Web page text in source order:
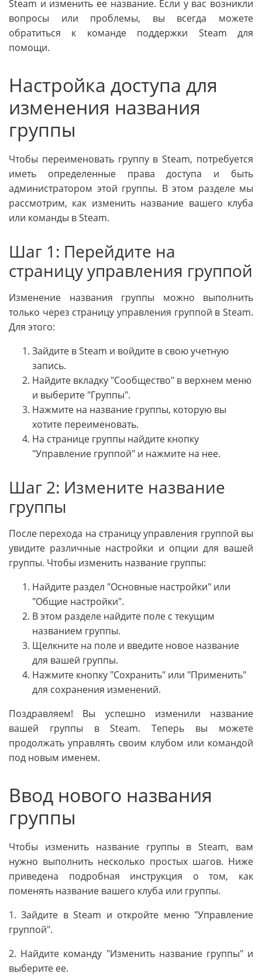
Steam и изменить ее название. Если у вас возникли
вопросы или проблемы, вы всегда можете
обратиться к команде поддержки Steam для
помощи.
Настройка доступа для
изменения названия
группы
Чтобы переименовать группу в Steam, потребуется
иметь определенные права доступа и быть
администратором этой группы. В этом разделе мы
рассмотрим, как изменить название вашего клуба
или команды в Steam.
Шаг 1: Перейдите на
страницу управления группой
Изменение названия группы можно выполнить
только через страницу управления группой в Steam.
Для этого:
Зайдите в Steam и войдите в свою учетную
запись.
Найдите вкладку "Сообщество" в верхнем меню
и выберите "Группы".
Нажмите на название группы, которую вы
хотите переименовать.
На странице группы найдите кнопку
"Управление группой" и нажмите на нее.
Шаг 2: Измените название
группы
После перехода на страницу управления группой вы
увидите различные настройки и опции для вашей
группы. Чтобы изменить название группы:
Найдите раздел "Основные настройки" или
"Общие настройки".
В этом разделе найдите поле с текущим
названием группы.
Щелкните на поле и введите новое название
для вашей группы.
Нажмите кнопку "Сохранить" или "Применить"
для сохранения изменений.
Поздравляем! Вы успешно изменили название
вашей группы в Steam. Теперь вы можете
продолжать управлять своим клубом или командой
под новым именем.
Ввод нового названия
группы
Чтобы изменить название группы в Steam, вам
нужно выполнить несколько простых шагов. Ниже
приведена подробная инструкция о том, как
поменять название вашего клуба или группы.
1. Зайдите в Steam и откройте меню "Управление
группой".
2. Найдите команду "Изменить название группы" и
выберите ее.